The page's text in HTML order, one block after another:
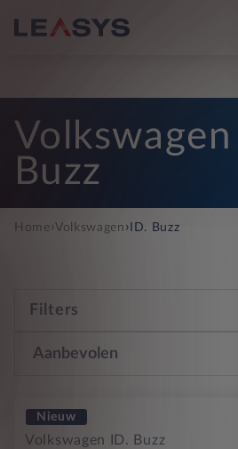
Volkswagen
Buzz
Home› Volkswagen › ID. Buzz
Filters
Nieuw
Volkswagen ID. Buzz